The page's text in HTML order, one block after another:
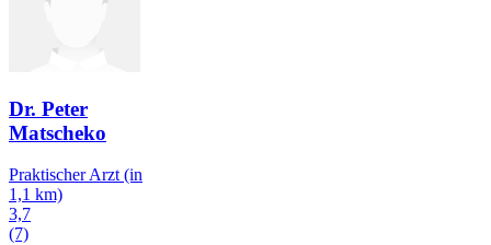
Dr. Peter
Matscheko
Praktischer Arzt (in
1,1 km)
3,7
(7)